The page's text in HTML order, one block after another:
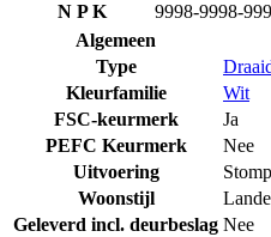
N P K
9998-9998-
Algemeen
Type
Kleurfamilie
Wit
FSC-keurmerk
Ja
PEFC Keurmerk
Nee
Uitvoering
Stomp
Woonstijl
Geleverd incl. deurbeslag Nee